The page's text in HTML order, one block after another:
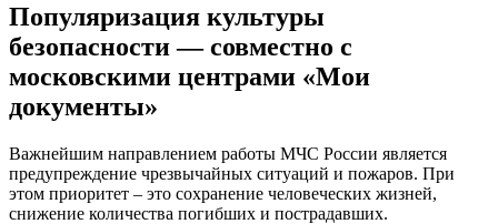
Популяризация культуры
безопасности — совместно с
московскими центрами «Мои
документы»
Важнейшим направлением работы МЧС России является
предупреждение чрезвычайных ситуаций и пожаров. При
этом приоритет – это сохранение человеческих жизней,
снижение количества погибших и пострадавших.